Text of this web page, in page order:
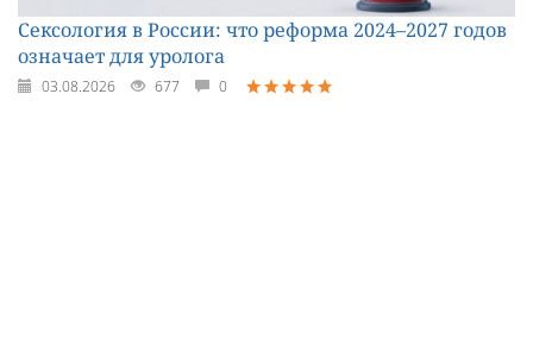
Сексология в России: что реформа 2024–2027 годов
означает для уролога
03.08.2026 677 0